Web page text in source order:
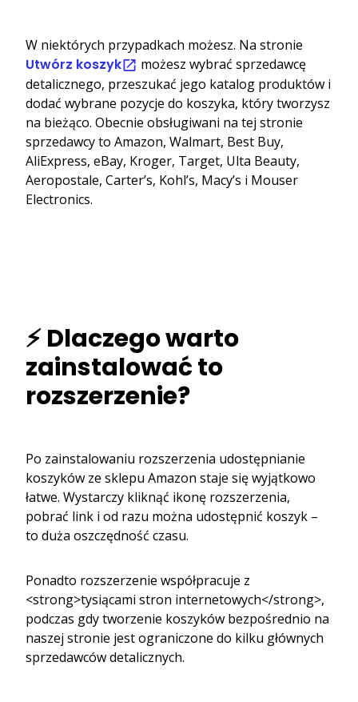
W niektórych przypadkach możesz. Na stronie
Utwórz koszyk
możesz wybrać sprzedawcę
detalicznego, przeszukać jego katalog produktów i
dodać wybrane pozycje do koszyka, który tworzysz
na bieżąco. Obecnie obsługiwani na tej stronie
sprzedawcy to Amazon, Walmart, Best Buy,
AliExpress, eBay, Kroger, Target, Ulta Beauty,
Aeropostale, Carter’s, Kohl’s, Macy’s i Mouser
Electronics.
⚡ Dlaczego warto
zainstalować to
rozszerzenie?
Po zainstalowaniu rozszerzenia udostępnianie
koszyków ze sklepu Amazon staje się wyjątkowo
łatwe. Wystarczy kliknąć ikonę rozszerzenia,
pobrać link i od razu można udostępnić koszyk –
to duża oszczędność czasu.
Ponadto rozszerzenie współpracuje z
<strong>tysiącami stron internetowych</strong>,
podczas gdy tworzenie koszyków bezpośrednio na
naszej stronie jest ograniczone do kilku głównych
sprzedawców detalicznych.